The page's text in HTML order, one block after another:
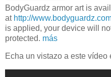
BodyGuardz armor art is
at http://
is applied, your device will
protected. más
Echa un vistazo a este vídeo